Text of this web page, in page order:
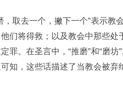
，取去一个，撇下一个”表示教
们将得救；以及教会中那些
罪。在圣言中，“推磨”和“磨
知，这些话描述了当教会被